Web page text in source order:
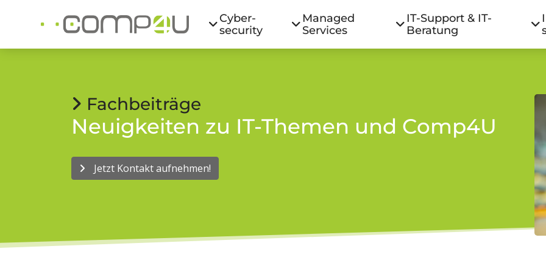
Cyber­
security
Managed
Services
IT-Support & IT-
Beratung
Fachbeiträge
Neuigkeiten zu IT-Themen und Comp4U
Jetzt Kontakt aufnehmen!